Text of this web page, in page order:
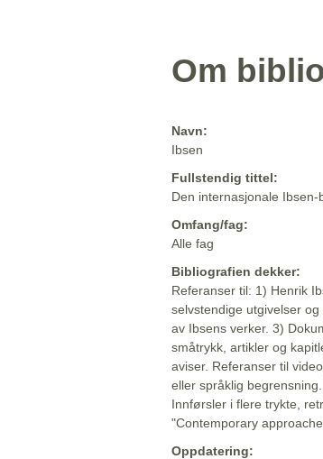
Om
Navn:
Ibsen
Fullstendig tittel:
Den internasjonale Ibsen-
Omfang/fag:
Alle fag
Bibliografien dekker:
Referanser til: 1) Henrik
selvstendige utgivelser
av Ibsens verker. 3)
småtrykk, artikler og
aviser. Referanser til
eller språklig
Innførsler i flere trykte,
"Contemporary
Oppdatering: